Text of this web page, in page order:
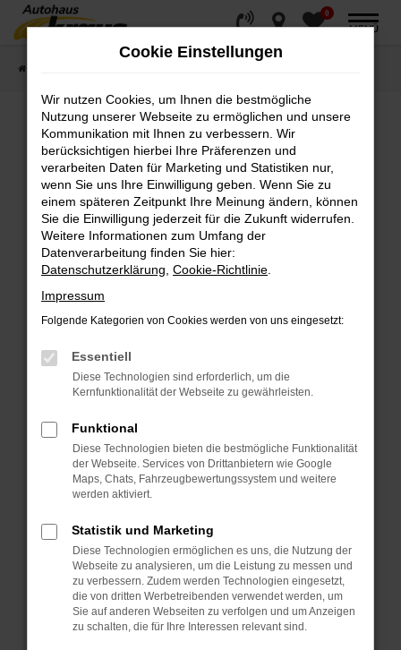
Zum
Hauptinhalt
springen
0
MENÜ
Fehler: Network Error
Beim Laden ist ein Fehler aufgetreten.
Hier sind ein paar Tipps, die dir helfen können:
Überprüfe deine Firewall und deine
Internetverbindung.
Laden andere Webseiten, zum Beispiel deine
Suchmaschine?
Prüfe deine Browsererweiterungen.
können das Laden bestimmter Seiten
verhindern. Funktioniert die Seite in einem
Fenster?
Starte dein Gerät neu.
Das kann manchmal helfen, vorübergehende
Probleme zu beheben.
Betriebssystem auf dem neuesten Stand
sind.
Veraltete Software birgt nicht nur ein
Sicherheitsrisiko, sondern kann auch dazu
führen, dass bestimmte Funktionen nicht mehr
unterstützt werden.
Cookie Einstellungen
Wir nutzen Cookies, um Ihnen die bestmögliche
Nutzung unserer Webseite zu ermöglichen und unsere
Kommunikation mit Ihnen zu verbessern. Wir
berücksichtigen hierbei Ihre Präferenzen und
verarbeiten Daten für Marketing und Statistiken nur,
wenn Sie uns Ihre Einwilligung geben. Wenn Sie zu
einem späteren Zeitpunkt Ihre Meinung ändern, können
Sie die Einwilligung jederzeit für die Zukunft widerrufen.
Weitere Informationen zum Umfang der
Datenverarbeitung finden Sie hier:
Datenschutzerklärung Cookie-Richtlinie
Impressum
Folgende Kategorien von Cookies werden von uns eingesetzt:
Essentiell
Diese Technologien sind erforderlich, um die
Kernfunktionalität der Webseite zu gewährleisten.
Funktional
Diese Technologien bieten die bestmögliche Funktionalität
der Webseite. Services von Drittanbietern wie Google
Maps, Chats, Fahrzeugbewertungssystem und weitere
werden aktiviert.
Statistik und Marketing
Diese Technologien ermöglichen es uns, die Nutzung der
Webseite zu analysieren, um die Leistung zu messen und
zu verbessern. Zudem werden Technologien eingesetzt,
die von dritten Werbetreibenden verwendet werden, um
Sie auf anderen Webseiten zu verfolgen und um Anzeigen
zu schalten, die für Ihre Interessen relevant sind.